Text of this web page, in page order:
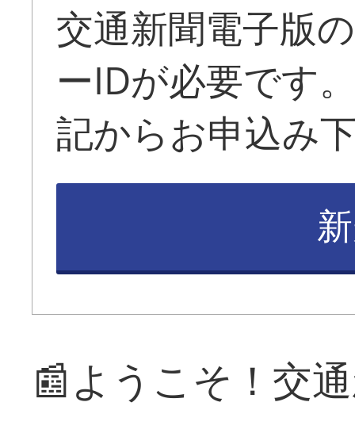
交通新聞電子版
ーIDが必要です
記からお申込み
📰ようこそ！交